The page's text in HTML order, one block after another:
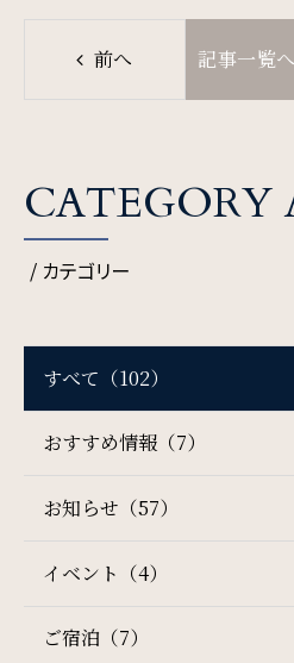
SDGs
Recruit
採用情報
お問い合わせ
前へ 記事一覧
CATEGORY
/ カテゴリー
すべて（102）
おすすめ情報（7）
お知らせ（57）
イベント（4）
ご宿泊（7）